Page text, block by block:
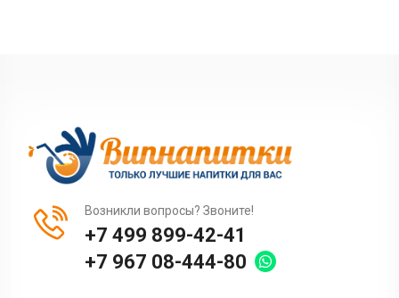
Возникли вопросы? Звоните!
+7 499 899-42-41
+7 967 08-444-80